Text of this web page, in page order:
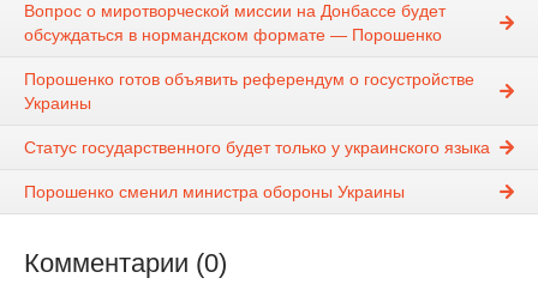
Вопрос о миротворческой миссии на Донбассе будет
обсуждаться в нормандском формате — Порошенко
Порошенко готов объявить референдум о госустройстве
Украины
Статус государственного будет только у украинского языка
Порошенко сменил министра обороны Украины
Комментарии (0)